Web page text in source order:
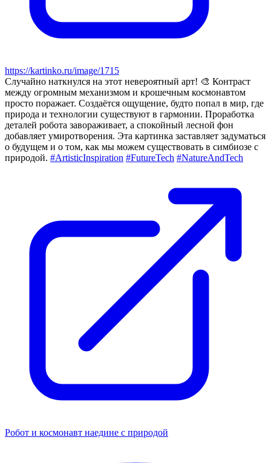
https://kartinko.ru/image/1715
Случайно наткнулся на этот невероятный арт! 🎨 Контраст
между огромным механизмом и крошечным космонавтом
просто поражает. Создаётся ощущение, будто попал в мир, где
природа и технологии существуют в гармонии. Проработка
деталей робота завораживает, а спокойный лесной фон
добавляет умиротворения. Эта картинка заставляет задуматься
о будущем и о том, как мы можем существовать в симбиозе с
природой. #ArtisticInspiration #FutureTech #NatureAndTech
Робот и космонавт наедине с природой